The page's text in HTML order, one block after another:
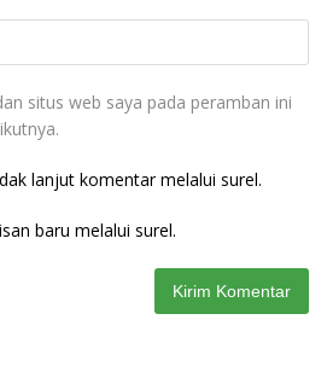
situs web saya pada peramban ini
lanjut komentar melalui surel.
baru melalui surel.